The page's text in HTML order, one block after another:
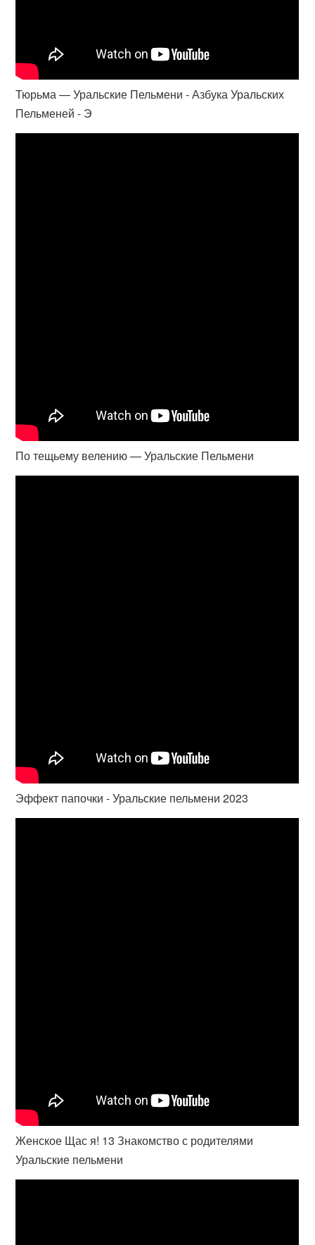
Тюрьма — Уральские Пельмени - Азбука Уральских
Пельменей - Э
По тещьему велению — Уральские Пельмени
Эффект папочки - Уральские пельмени 2023
Женское Щас я! 13 Знакомство с родителями
Уральские пельмени